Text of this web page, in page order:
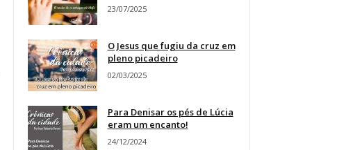
23/07/2025
O Jesus que fugiu da cruz em
pleno picadeiro
02/03/2025
Para Denisar os pés de Lúcia
eram um encanto!
24/12/2024